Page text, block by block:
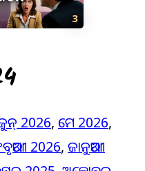
3
2026, ମେ 2026,
2026, ଜାନୁଆରୀ